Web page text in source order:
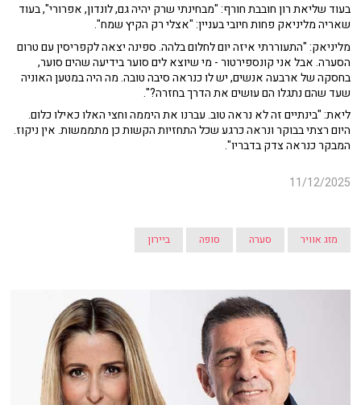
בעוד שליאת רון חובבת חורף: "מבחינתי שרק יהיה גם, לונדון, אפרורי", בעוד
שאריה מליניאק פחות חיובי בעניין: "אצלי רק הקיץ שמח".
מליניאק: "התעוררתי איזה יום לחלום בלהה. ספינה יצאה לקפריסין עם טרום
הסערה. אבל אני קונספירטור - מי שיוצא לים סוער בידיעה שהים סוער,
בחסקה של ארבעה אנשים, יש לו כנראה סיבה טובה. מה היה במטען האוניה
שעד שהם נתגלו הם עושים את הדרך בחזרה?".
ליאת: "בינתיים זה לא נראה טוב. עברנו את היממה וחצי האלו כאילו כלום.
היום רצתי בבוקר ונראה כרגע שכל התחזיות הקשות כן מתממשות. אין ניקוז.
המבקר כנראה צדק בדבריו".
11/12/2025
מזג אוויר סערה סופה ביירון